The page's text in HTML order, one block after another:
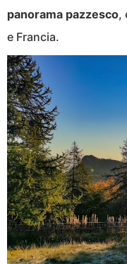
panorama pazzesco,
e Francia.